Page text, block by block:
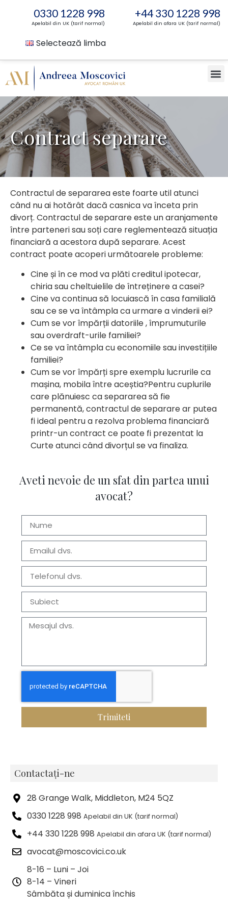
0330 1228 998
Apelabil din UK (tarif normal)
+44 330 1228 998
Apelabil din afara UK (tarif normal)
Selectează limba
Contract separare
Contractul de separarea este foarte util atunci
când nu ai hotărât dacă casnica va înceta prin
divorț. Contractul de separare este un aranjamente
între parteneri sau soți care reglementează situația
financiară a acestora după separare. Acest
contract poate acoperi următoarele probleme:
Cine și în ce mod va plăti creditul ipotecar,
chiria sau cheltuielile de întreținere a casei?
Cine va continua să locuiască în casa familială
sau ce se va întâmpla ca urmare a vinderii ei?
Cum se vor împărții datoriile , împrumuturile
sau overdraft-urile familiei?
Ce se va întâmpla cu economiile sau investițiile
familiei?
Cum se vor împărți spre exemplu lucrurile ca
mașina, mobila între aceștia?Pentru cuplurile
care plănuiesc ca separarea să fie
permanentă, contractul de separare ar putea
fi ideal pentru a rezolva problema financiară
printr-un contract ce poate fi prezentat la
Curte atunci când divorțul se va finaliza.
Aveti nevoie de un sfat din partea unui
avocat?
Trimiteti
Contactați-ne
28 Grange Walk, Middleton, M24 5QZ
0330 1228 998 Apelabil din UK (tarif normal)
+44 330 1228 998 Apelabil din afara UK (tarif normal)
avocat@moscovici.co.uk
8-16 – Luni – Joi
8-14 – Vineri
Sâmbăta și duminica închis